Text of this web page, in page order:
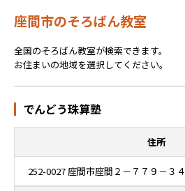
座間市のそろばん教室
全国のそろばん教室が検索できます。
お住まいの地域を選択してください。
でんどう珠算塾
住所
252-0027 座間市座間２－７７９－３４